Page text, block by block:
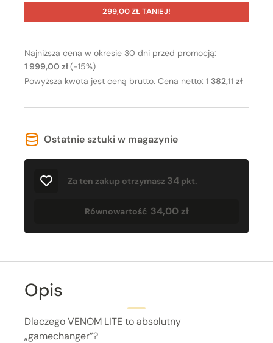
299,00 ZŁ TANIEJ!
Najniższa cena w okresie 30 dni przed promocją:
1 999,00 zł(-15%)
Powyższa kwota jest ceną brutto. Cena netto: 1 382,11 zł
Ostatnie sztuki w magazynie
Za ten zakup otrzymasz 34 pkt.
Równowartość 34,00 zł
Opis
Dlaczego VENOM LITE to absolutny
„gamechanger”?